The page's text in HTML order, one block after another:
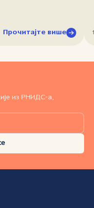
Прочитајте више
из РНИДС-а,